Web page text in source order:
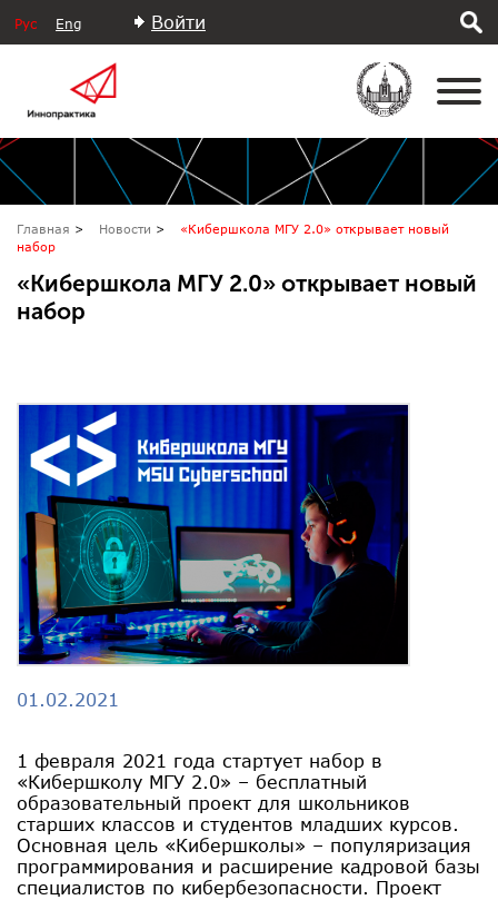
Рус Eng Войти
Главная Новости
«Кибершкола МГУ 2.0» открывает новый
набор
«Кибершкола МГУ 2.0» открывает новый
набор
01.02.2021
1 февраля 2021 года стартует набор в
«Кибершколу МГУ 2.0» – бесплатный
образовательный проект для школьников
старших классов и студентов младших курсов.
Основная цель «Кибершколы» – популяризация
программирования и расширение кадровой базы
специалистов по кибербезопасности. Проект